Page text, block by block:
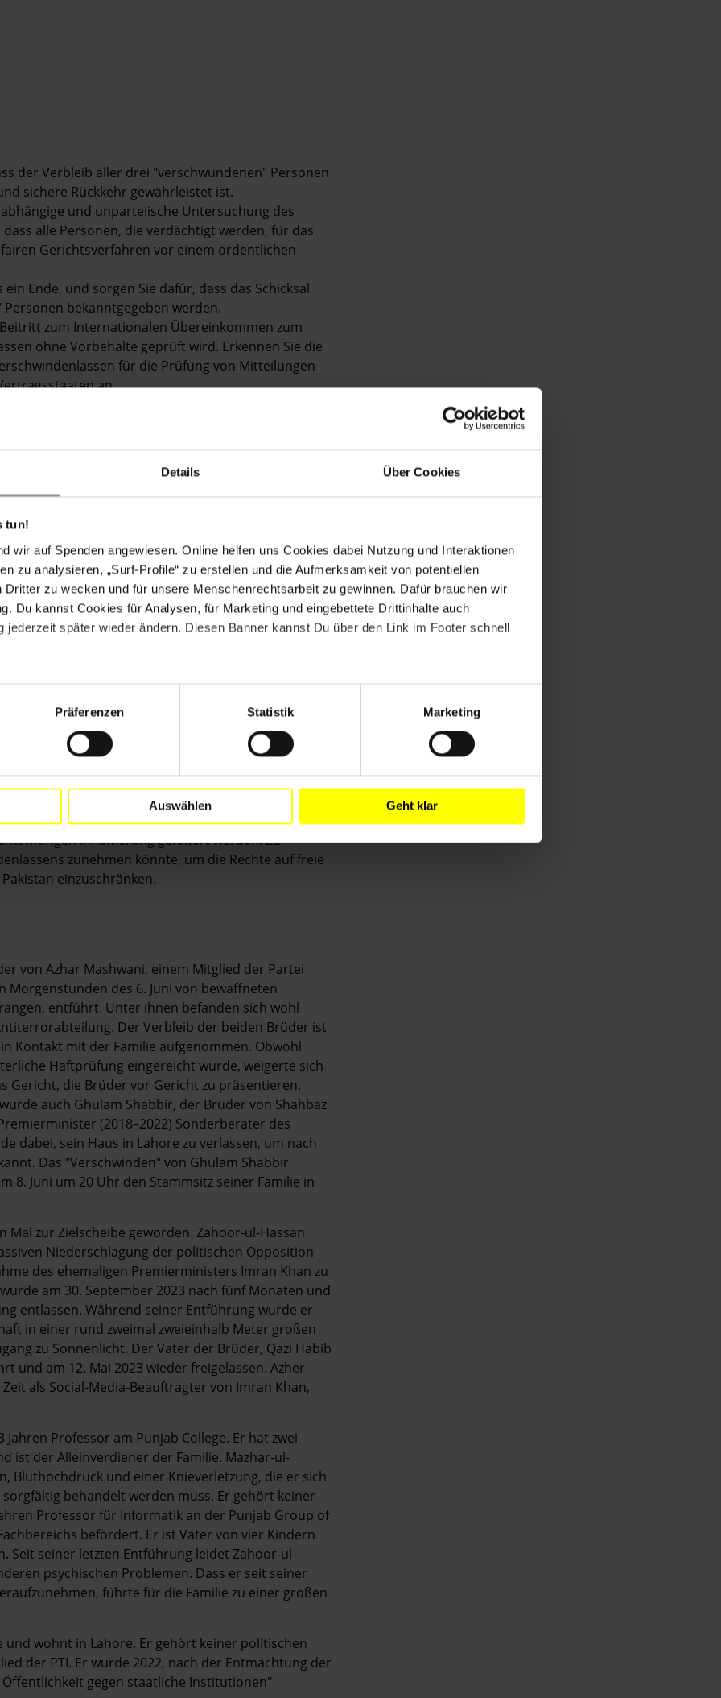
Details Über Cookies
tun!
wir auf Spenden angewiesen. Online helfen uns Cookies dabei Nutzung und Interaktionen
zu analysieren, „Surf-Profile“ zu erstellen und die Aufmerksamkeit von potentiellen
Dritter zu wecken und für unsere Menschenrechtsarbeit zu gewinnen. Dafür brauchen wir
Du kannst Cookies für Analysen, für Marketing und eingebettete Drittinhalte auch
jederzeit später wieder ändern. Diesen Banner kannst Du über den Link im Footer schnell
Präferenzen Statistik Marketing
Auswählen Geht klar
der Verbleib aller drei "verschwundenen" Personen
sichere Rückkehr gewährleistet ist.
und unparteiische Untersuchung des
alle Personen, die verdächtigt werden, für das
Gerichtsverfahren vor einem ordentlichen
Ende, und sorgen Sie dafür, dass das Schicksal
bekanntgegeben werden.
zum Internationalen Übereinkommen zum
ohne Vorbehalte geprüft wird. Erkennen Sie die
für die Prüfung von Mitteilungen
an.
von Parteimitgliedern der
am 6. Juni 2024 gegen 2:45 Uhr aus ihrem
Mashwani, dem Social-Media-Beauftragten des
der sich derzeit im selbstgewählten
2024, ist auch Ghulam Shabbir, der Bruder von Dr.
Premierministers Imran Khan, unter ähnlichen
ihrer Familien, sie ausfindig zu machen, u. a. durch
von Lahore, ist über den Verbleib aller drei
politischen Partei angehören, ins Visier
der Regierung einzuschüchtern, zu schikanieren
betroffenen Personen, Professor Zahoor-ul-
Ein ähnlicher Vorfall ereignete sich bereits am
zwei mal zweieinhalb Meter großen Zelle ohne
aller drei "verschwundenen" Personen
Inhaftierung gefoltert werden. Zu
zunehmen könnte, um die Rechte auf freie
einzuschränken.
von Azhar Mashwani, einem Mitglied der Partei
Morgenstunden des 6. Juni von bewaffneten
entführt. Unter ihnen befanden sich wohl
Der Verbleib der beiden Brüder ist
Kontakt mit der Familie aufgenommen. Obwohl
Haftprüfung eingereicht wurde, weigerte sich
Gericht, die Brüder vor Gericht zu präsentieren.
auch Ghulam Shabbir, der Bruder von Shahbaz
(2018–2022) Sonderberater des
dabei, sein Haus in Lahore zu verlassen, um nach
Das "Verschwinden" von Ghulam Shabbir
8. Juni um 20 Uhr den Stammsitz seiner Familie in
Mal zur Zielscheibe geworden. Zahoor-ul-Hassan
Niederschlagung der politischen Opposition
des ehemaligen Premierministers Imran Khan zu
am 30. September 2023 nach fünf Monaten und
entlassen. Während seiner Entführung wurde er
in einer rund zweimal zweieinhalb Meter großen
zu Sonnenlicht. Der Vater der Brüder, Qazi Habib
und am 12. Mai 2023 wieder freigelassen. Azher
als Social-Media-Beauftragter von Imran Khan,
Professor am Punjab College. Er hat zwei
ist der Alleinverdiener der Familie. Mazhar-ul-
Bluthochdruck und einer Knieverletzung, die er sich
behandelt werden muss. Er gehört keiner
Professor für Informatik an der Punjab Group of
befördert. Er ist Vater von vier Kindern
Seit seiner letzten Entführung leidet Zahoor-ul-
psychischen Problemen. Dass er seit seiner
führte für die Familie zu einer großen
und wohnt in Lahore. Er gehört keiner politischen
der PTI. Er wurde 2022, nach der Entmachtung der
gegen staatliche Institutionen"